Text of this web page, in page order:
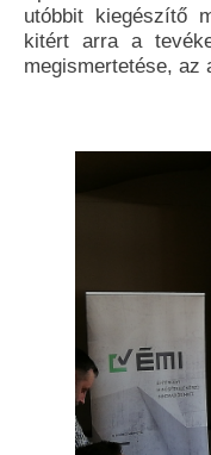
utóbbit kiegészítő
kitért arra a
megismertetése, az